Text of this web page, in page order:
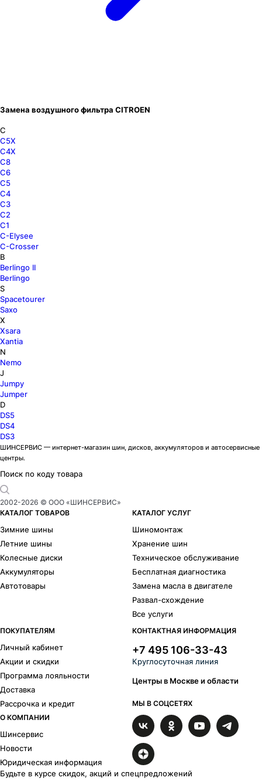
Замена воздушного фильтра CITROEN
C
C5X
C4X
C8
C6
C5
C4
C3
C2
C1
C-Elysee
C-Crosser
B
Berlingo II
Berlingo
S
Spacetourer
Saxo
X
Xsara
Xantia
N
Nemo
J
Jumpy
Jumper
D
DS5
DS4
DS3
ШИНСЕРВИС — интернет-магазин шин, дисков, аккумуляторов и автосервисные
центры.
Поиск по коду товара
2002-2026 © ООО «ШИНСЕРВИС»
КАТАЛОГ ТОВАРОВ
Зимние шины
Летние шины
Колесные диски
Аккумуляторы
Автотовары
КАТАЛОГ УСЛУГ
Шиномонтаж
Хранение шин
Техническое обслуживание
Бесплатная диагностика
Замена масла в двигателе
Развал-схождение
Все услуги
ПОКУПАТЕЛЯМ
Личный кабинет
Акции и скидки
Программа лояльности
Доставка
Рассрочка и кредит
О КОМПАНИИ
Шинсервис
Новости
Юридическая информация
КОНТАКТНАЯ ИНФОРМАЦИЯ
+7 495 106-33-43
Круглосуточная линия
Центры в Москве и области
МЫ В СОЦСЕТЯХ
Будьте в курсе скидок, акций и спецпредложений